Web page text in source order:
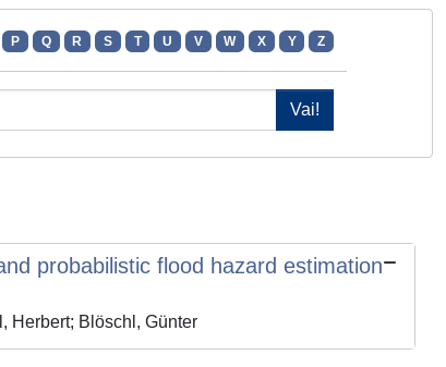
P Q R S T U V W X Y Z
probabilistic flood hazard estimation
Herbert; Blöschl, Günter